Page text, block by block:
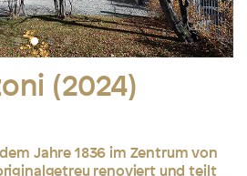
(2024)
Jahre 1836 im Zentrum von
renoviert und teilt